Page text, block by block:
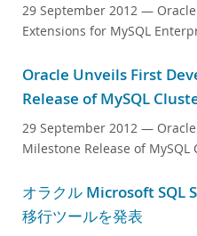
ドキュメント
29 September 2012 — Oracle
Extensions for MySQL
Oracle Unveils First
Release of MySQL
29 September 2012 — Oracle
Milestone Release of MySQL
オラクル Microsoft SQL
移行ツールを発表